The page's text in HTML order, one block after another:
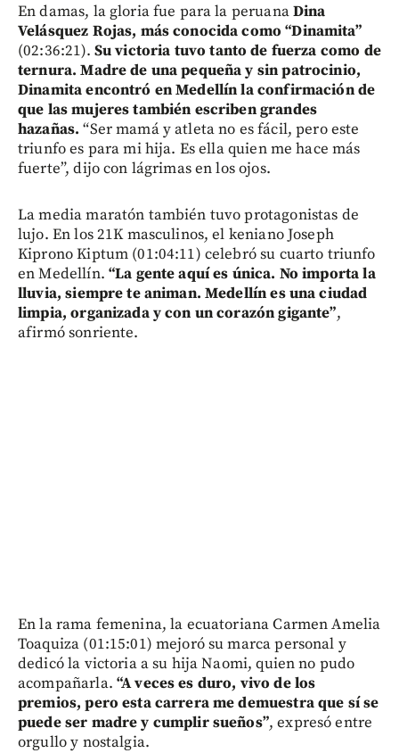
En damas, la gloria fue para la peruanaDina
Velásquez Rojas, más conocida como “Dinamita”
(02:36:21). Su victoria tuvo tanto de fuerza como de
ternura. Madre de una pequeña y sin patrocinio,
Dinamita encontró en Medellín la confirmación de
que las mujeres también escriben grandes
hazañas. “Ser mamá y atleta no es fácil, pero este
triunfo es para mi hija. Es ella quien me hace más
fuerte”, dijo con lágrimas en los ojos.
La media maratón también tuvo protagonistas de
lujo. En los 21K masculinos, el keniano Joseph
Kiprono Kiptum (01:04:11) celebró su cuarto triunfo
en Medellín. “La gente aquí es única. No importa la
lluvia, siempre te animan. Medellín es una ciudad
limpia, organizada y con un corazón gigante”,
afirmó sonriente.
En la rama femenina, la ecuatoriana Carmen Amelia
Toaquiza (01:15:01) mejoró su marca personal y
dedicó la victoria a su hija Naomi, quien no pudo
acompañarla. “A veces es duro, vivo de los
premios, pero esta carrera me demuestra que sí se
puede ser madre y cumplir sueños”, expresó entre
orgullo y nostalgia.